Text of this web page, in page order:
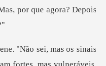
por que agora? Depois